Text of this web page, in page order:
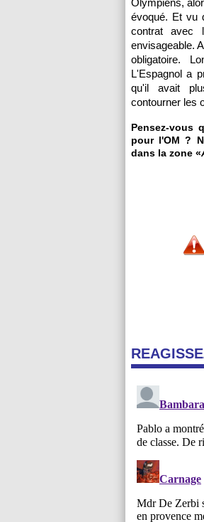
Olympiens,
évoqué. Et vu
contrat avec
envisageable.
obligatoire.
L'Espagnol a
qu'il avait
contourner les
Pensez-vous
pour l'OM ?
dans la zone «